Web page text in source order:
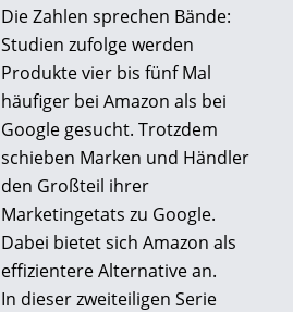
Die Zahlen sprechen Bände:
Studien zufolge werden
Produkte vier bis fünf Mal
häufiger bei Amazon als bei
Google gesucht. Trotzdem
schieben Marken und Händler
den Großteil ihrer
Marketingetats zu Google.
Dabei bietet sich Amazon als
effizientere Alternative an.
In dieser zweiteiligen Serie